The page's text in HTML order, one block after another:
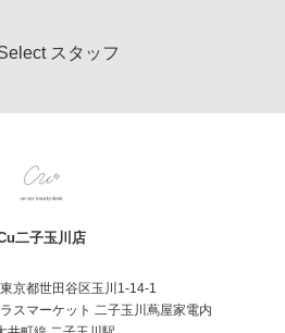
スタッフ
二子玉川店
京都世田谷区玉川1-14-1
スマーケット 二子玉川蔦屋家電内